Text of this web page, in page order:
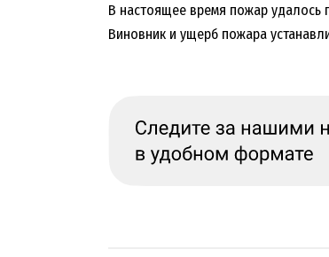
В настоящее время пожар удалось
Виновник и ущерб пожара